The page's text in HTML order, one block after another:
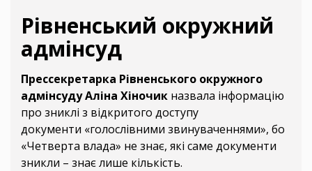
Рівненський окружний
адмінсуд
Прессекретарка Рівненського окружного
адмінсуду Аліна Хіночик назвала інформацію
про зниклі з відкритого доступу
документи «голослівними звинуваченнями», бо
«Четверта влада» не знає, які саме документи
зникли – знає лише кількість.